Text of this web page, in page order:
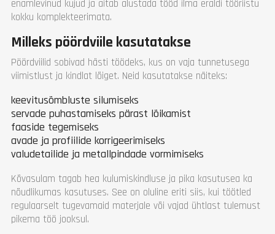
enamlevinud kujud ja aitab alustada tööd ilma eraldi tööriistu
kokku komplekteerimata.
Milleks pöördviile kasutatakse
Pöördviilid sobivad hästi töödeks, kus on vaja tunnetusega
viimistlust ja kindlat lõiget. Neid kasutatakse näiteks:
keevitusõmbluste silumiseks
servade puhastamiseks pärast lõikamist
faaside tegemiseks
avade ja profiilide korrigeerimiseks
valudetailide ja metallpindade vormimiseks
Kõvasulam tagab hea kulumiskindluse ja pika kasutusea ka
nõudlikumas kasutuses. See on oluline eriti siis, kui töötled
regulaarselt tugevamaid materjale või vajad ühtlast tulemust
pikema töö jooksul.